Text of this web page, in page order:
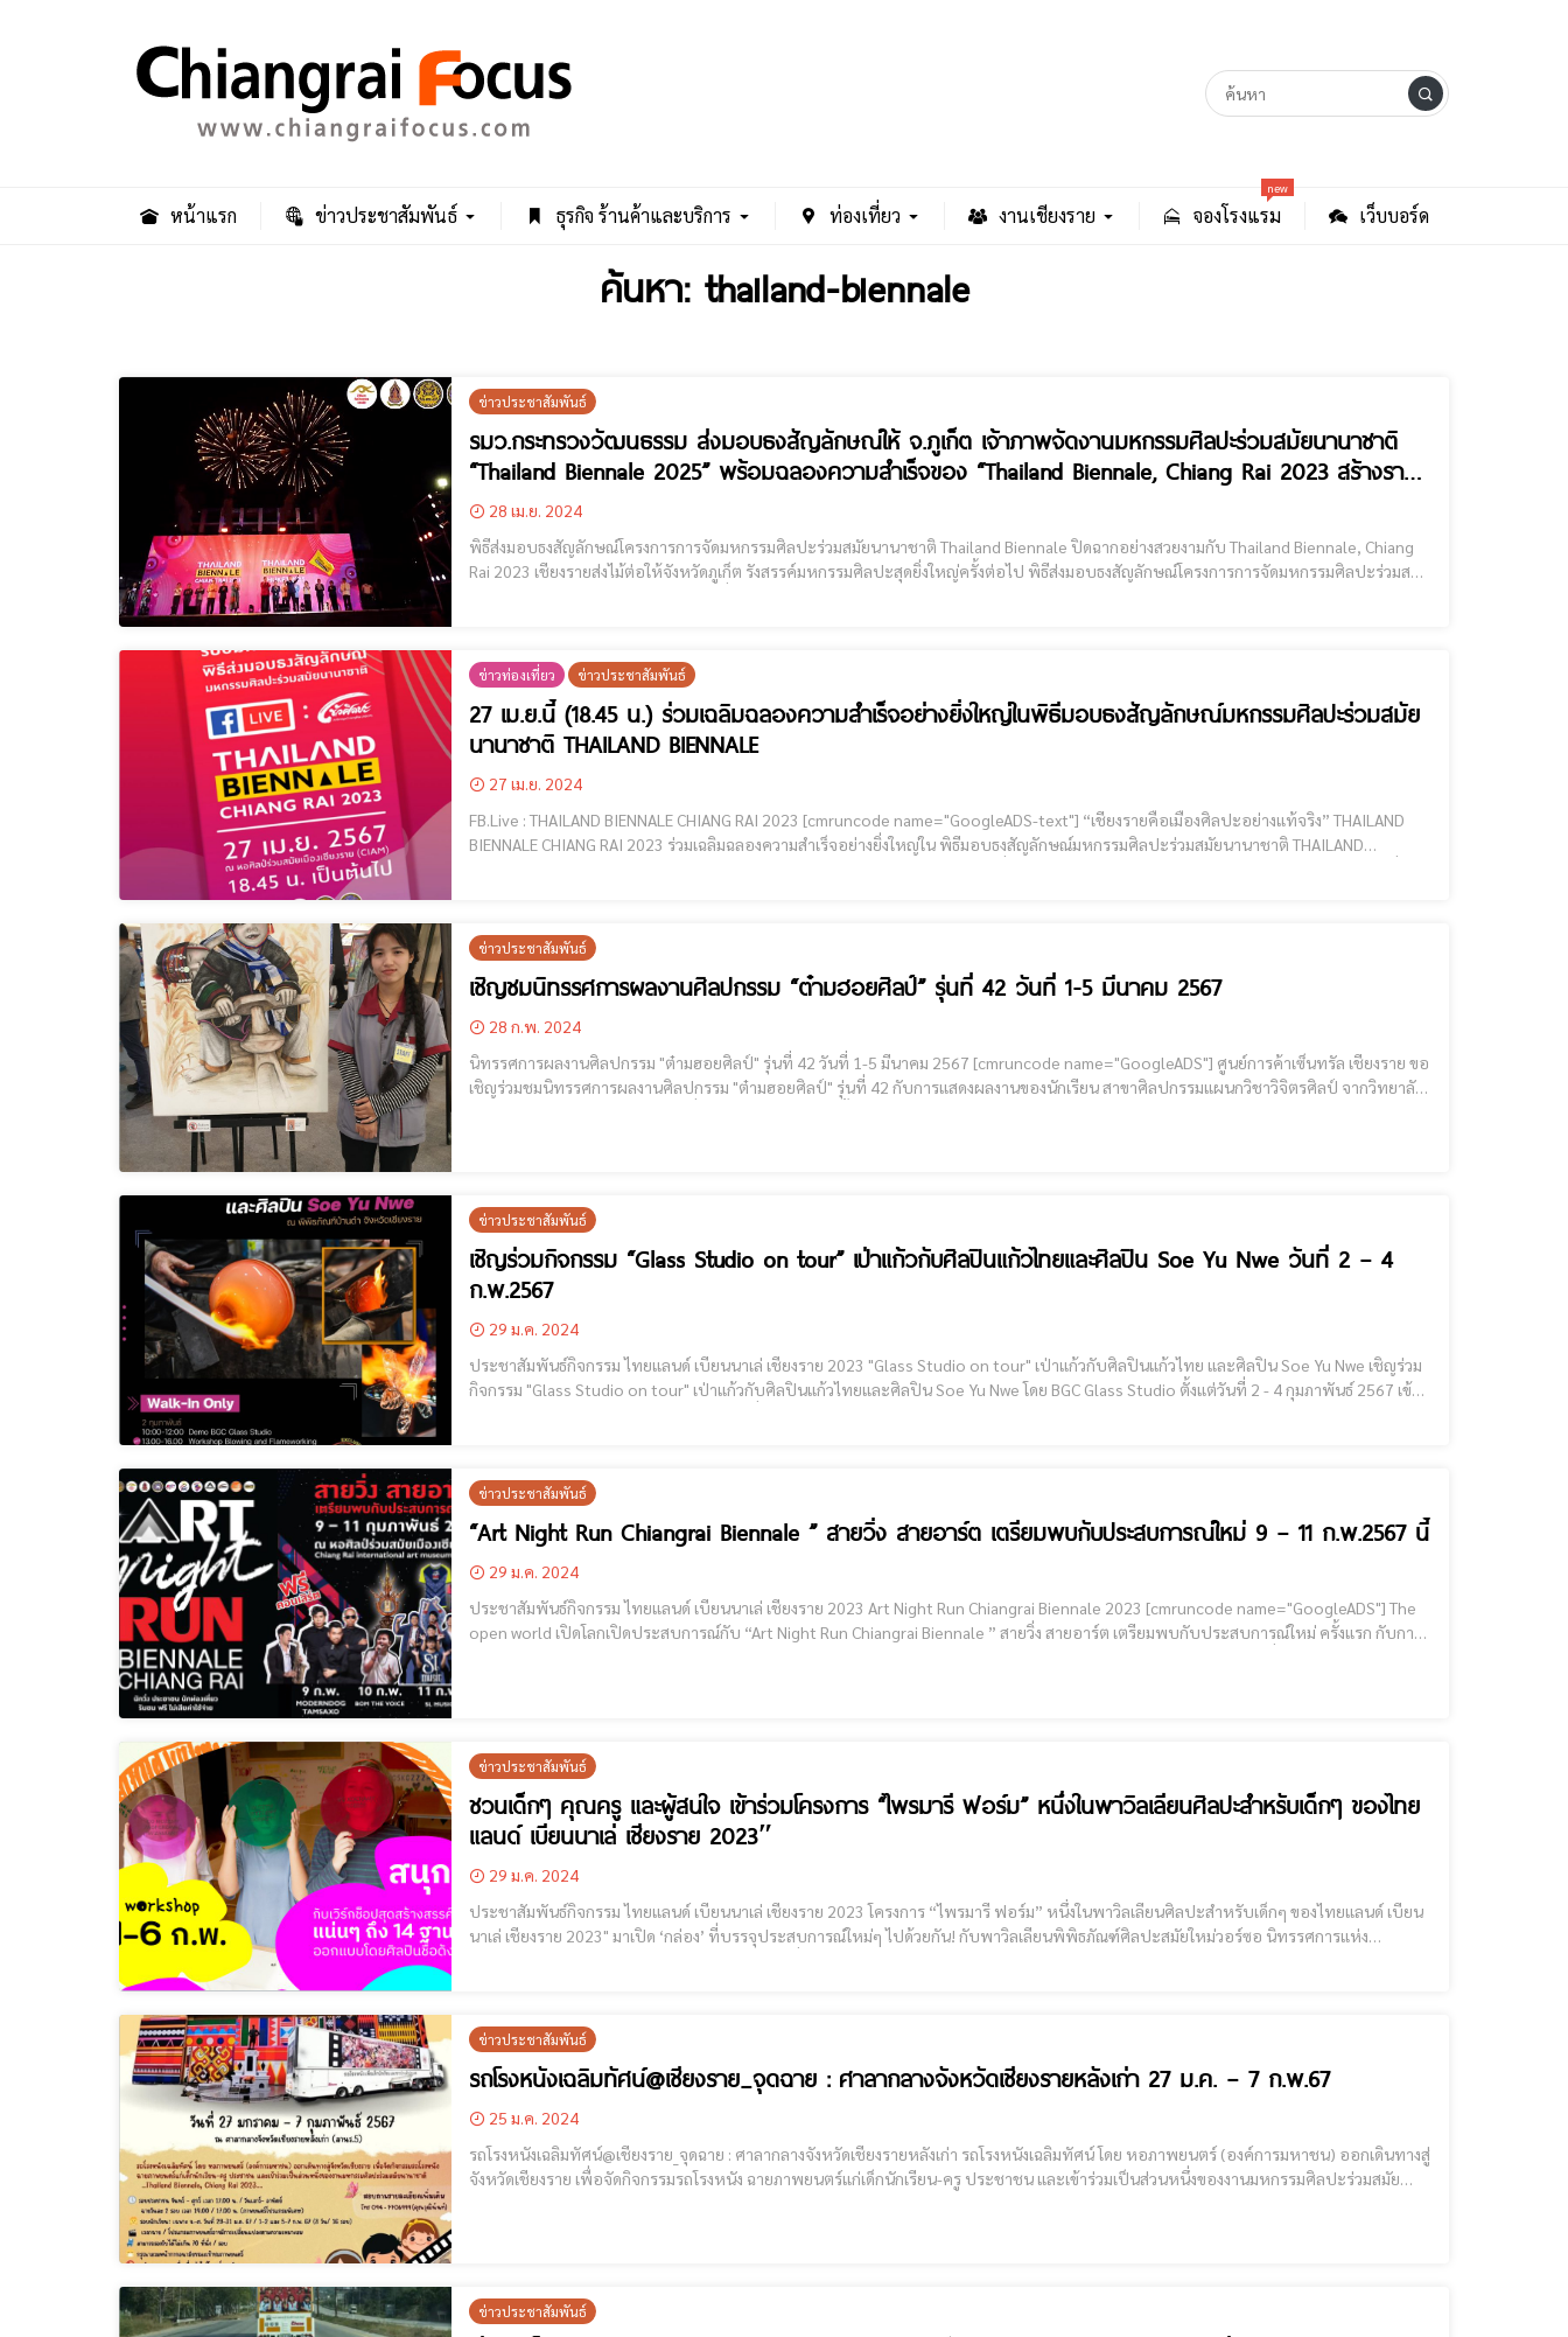
หน้าแรก ข่าวประชาสัมพันธ์ ธุรกิจ ร้านค้าและบริการ ท่องเที่ยว งานเชียงราย จองโรงแรม
new
เว็บบอร์ด
ค้นหา: thailand-biennale
ข่าวประชาสัมพันธ์
รมว.กระทรวงวัฒนธรรม ส่งมอบธงสัญลักษณ์ให้ จ.ภูเก็ต เจ้าภาพจัดงานมหกรรมศิลปะร่วมสมัยนานาชาติ
“Thailand Biennale 2025” พร้อมฉลองความสำเร็จของ “Thailand Biennale, Chiang Rai 2023 สร้างราย
ได้กว่า 24,000 ล้านบาท
28 เม.ย. 2024
พิธีส่งมอบธงสัญลักษณ์โครงการการจัดมหกรรมศิลปะร่วมสมัยนานาชาติ Thailand Biennale ปิดฉากอย่างสวยงามกับ Thailand Biennale, Chiang
Rai 2023 เชียงรายส่งไม้ต่อให้จังหวัดภูเก็ต รังสรรค์มหกรรมศิลปะสุดยิ่งใหญ่ครั้งต่อไป พิธีส่งมอบธงสัญลักษณ์โครงการการจัดมหกรรมศิลปะร่วมสมัย
ข่าวท่องเที่ยว ข่าวประชาสัมพันธ์
27 เม.ย.นี้ (18.45 น.) ร่วมเฉลิมฉลองความสำเร็จอย่างยิ่งใหญ่ในพิธีมอบธงสัญลักษณ์มหกรรมศิลปะร่วมสมัย
นานาชาติ THAILAND BIENNALE
27 เม.ย. 2024
FB.Live : THAILAND BIENNALE CHIANG RAI 2023 [cmruncode name="GoogleADS-text"] “เชียงรายคือเมืองศิลปะอย่างแท้จริง” THAILAND
BIENNALE CHIANG RAI 2023 ร่วมเฉลิมฉลองความสำเร็จอย่างยิ่งใหญ่ใน พิธีมอบธงสัญลักษณ์มหกรรมศิลปะร่วมสมัยนานาชาติ THAILAND
ข่าวประชาสัมพันธ์
เชิญชมนิทรรศการผลงานศิลปกรรม “ต๋ามฮอยศิลป์” รุ่นที่ 42 วันที่ 1-5 มีนาคม 2567
28 ก.พ. 2024
นิทรรศการผลงานศิลปกรรม "ต๋ามฮอยศิลป์" รุ่นที่ 42 วันที่ 1-5 มีนาคม 2567 [cmruncode name="GoogleADS"] ศูนย์การค้าเซ็นทรัล เชียงราย ขอ
เชิญร่วมชมนิทรรศการผลงานศิลปกรรม "ต๋ามฮอยศิลป์" รุ่นที่ 42 กับการแสดงผลงานของนักเรียน สาขาศิลปกรรมแผนกวิชาวิจิตรศิลป์ จากวิทยาลัย
ข่าวประชาสัมพันธ์
เชิญร่วมกิจกรรม “Glass Studio on tour” เป่าแก้วกับศิลปินแก้วไทยและศิลปิน Soe Yu Nwe วันที่ 2 – 4
ก.พ.2567
29 ม.ค. 2024
ประชาสัมพันธ์กิจกรรม ไทยแลนด์ เบียนนาเล่ เชียงราย 2023 "Glass Studio on tour" เป่าแก้วกับศิลปินแก้วไทย และศิลปิน Soe Yu Nwe เชิญร่วม
กิจกรรม "Glass Studio on tour" เป่าแก้วกับศิลปินแก้วไทยและศิลปิน Soe Yu Nwe โดย BGC Glass Studio ตั้งแต่วันที่ 2 - 4 กุมภาพันธ์ 2567 เข้า
ข่าวประชาสัมพันธ์
“Art Night Run Chiangrai Biennale ” สายวิ่ง สายอาร์ต เตรียมพบกับประสบการณ์ใหม่ 9 – 11 ก.พ.2567 นี้
29 ม.ค. 2024
ประชาสัมพันธ์กิจกรรม ไทยแลนด์ เบียนนาเล่ เชียงราย 2023 Art Night Run Chiangrai Biennale 2023 [cmruncode name="GoogleADS"] The
open world เปิดโลกเปิดประสบการณ์กับ “Art Night Run Chiangrai Biennale ” สายวิ่ง สายอาร์ต เตรียมพบกับประสบการณ์ใหม่ ครั้งแรก กับการ
ข่าวประชาสัมพันธ์
ชวนเด็กๆ คุณครู และผู้สนใจ เข้าร่วมโครงการ “ไพรมารี ฟอร์ม” หนึ่งในพาวิลเลียนศิลปะสำหรับเด็กๆ ของไทย
แลนด์ เบียนนาเล่ เชียงราย 2023″
29 ม.ค. 2024
ประชาสัมพันธ์กิจกรรม ไทยแลนด์ เบียนนาเล่ เชียงราย 2023 โครงการ “ไพรมารี ฟอร์ม” หนึ่งในพาวิลเลียนศิลปะสำหรับเด็กๆ ของไทยแลนด์ เบียน
นาเล่ เชียงราย 2023" มาเปิด ‘กล่อง’ ที่บรรจุประสบการณ์ใหม่ๆ ไปด้วยกัน! กับพาวิลเลียนพิพิธภัณฑ์ศิลปะสมัยใหม่วอร์ซอ นิทรรศการแห่ง
ข่าวประชาสัมพันธ์
รถโรงหนังเฉลิมทัศน์@เชียงราย_จุดฉาย : ศาลากลางจังหวัดเชียงรายหลังเก่า 27 ม.ค. – 7 ก.พ.67
25 ม.ค. 2024
รถโรงหนังเฉลิมทัศน์@เชียงราย_จุดฉาย : ศาลากลางจังหวัดเชียงรายหลังเก่า รถโรงหนังเฉลิมทัศน์ โดย หอภาพยนตร์ (องค์การมหาชน) ออกเดินทางสู่
จังหวัดเชียงราย เพื่อจัดกิจกรรมรถโรงหนัง ฉายภาพยนตร์แก่เด็กนักเรียน-ครู ประชาชน และเข้าร่วมเป็นส่วนหนึ่งของงานมหกรรมศิลปะร่วมสมัย
ข่าวประชาสัมพันธ์